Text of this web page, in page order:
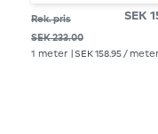
quiltad
Rek. pris
SEK 233.00
SEK
1 meter | SEK 158.95 / meter